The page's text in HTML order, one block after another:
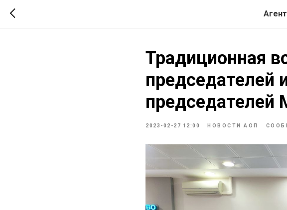
Традиционная
председателей
председателей
2023-02-27 12:00 НОВОСТИ АОП